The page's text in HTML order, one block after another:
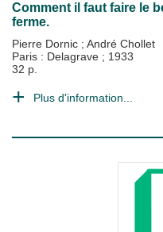
Comment il faut faire le
ferme.
Pierre Dornic ; André Chollet
Paris : Delagrave ; 1933
32 p.
Plus d'information...